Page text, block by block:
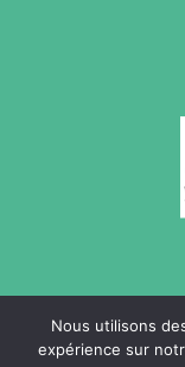
Nous utilisons
expérience sur